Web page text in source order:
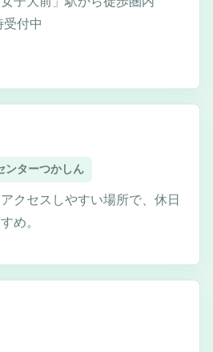
受付中
ンターつかしん
クセスしやすい場所で、休日
め。